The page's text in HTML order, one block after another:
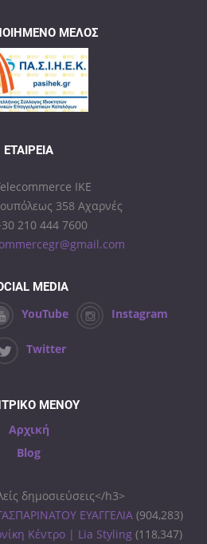
ΜΈΛΟΣ
ΕΤΑΙΡΕΊΑ
IKE
358 Αχαρνές
210 444 7600
MEDIA
YouTube Instagram
Twitter
ΜΕΝΟΥ
Αρχική
Blog
δημοσιεύσεις</h3>
ΕΥΑΓΓΕΛΙΑ (904,283)
Κέντρο | Lia Styling (118,347)